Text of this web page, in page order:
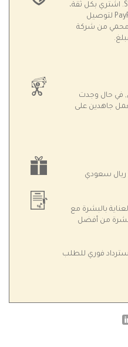
الموقع محمي بوثيقة أمان مشفّرة SSL. اشتري بكل ثقة،
بالاضافة الى الاستفادة من حماية PayPal لتوصيل
محمي من شركة
في حال وجدت
جاهدين على
بالبشرة مع
من أفضل
مع ضمان استرداد فوري للطلب